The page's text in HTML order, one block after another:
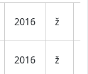
2016 ž
2016 ž